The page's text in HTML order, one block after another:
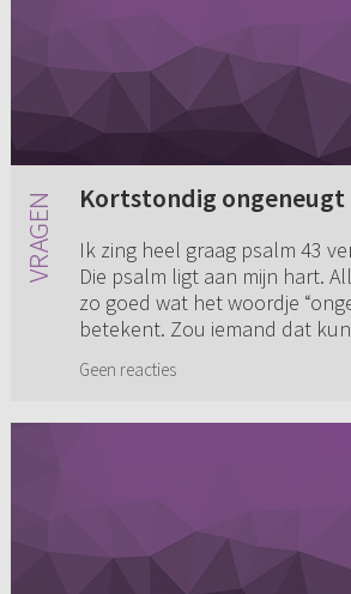
Kortstondig ongeneugt
Ik zing heel graag psalm 43
Die psalm ligt aan mijn hart.
zo goed wat het woordje
betekent. Zou iemand dat
Geen reacties